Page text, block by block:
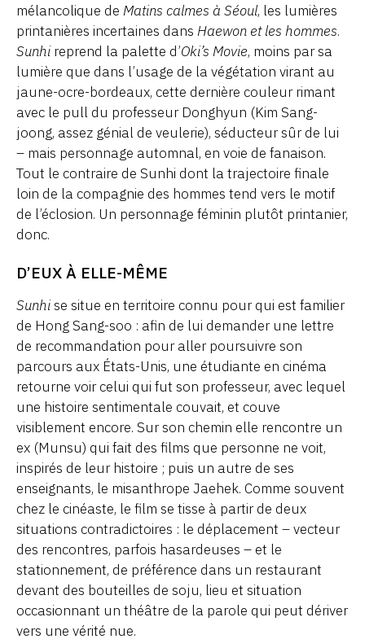
mélancolique de Matins calmes à Séoul, les lumières
printanières incertaines dans Haewon et les hommes.
Sunhireprend la palette d’Oki’s Movie, moins par sa
lumière que dans l’usage de la végétation virant au
jaune-ocre-bordeaux, cette dernière couleur rimant
avec le pull du professeur Donghyun (Kim Sang-
joong, assez génial de veulerie), séducteur sûr de lui
– mais personnage automnal, en voie de fanaison.
Tout le contraire de Sunhi dont la trajectoire finale
loin de la compagnie des hommes tend vers le motif
de l’éclosion. Un personnage féminin plutôt printanier,
donc.
D’EUX À ELLE-MÊME
Sunhise situe en territoire connu pour qui est familier
de Hong Sang-soo : afin de lui demander une lettre
de recommandation pour aller poursuivre son
parcours aux États-Unis, une étudiante en cinéma
retourne voir celui qui fut son professeur, avec lequel
une histoire sentimentale couvait, et couve
visiblement encore. Sur son chemin elle rencontre un
ex (Munsu) qui fait des films que personne ne voit,
inspirés de leur histoire ; puis un autre de ses
enseignants, le misanthrope Jaehek. Comme souvent
chez le cinéaste, le film se tisse à partir de deux
situations contradictoires : le déplacement – vecteur
des rencontres, parfois hasardeuses – et le
stationnement, de préférence dans un restaurant
devant des bouteilles de soju, lieu et situation
occasionnant un théâtre de la parole qui peut dériver
vers une vérité nue.